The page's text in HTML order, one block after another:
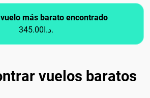
más barato encontrado
345.00د.ا.
vuelos baratos